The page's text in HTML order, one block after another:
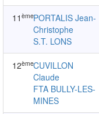
11 èmePORTALIS Jean-
Christophe
S.T. LONS
12èmeCUVILLON
Claude
FTA BULLY-LES-
MINES